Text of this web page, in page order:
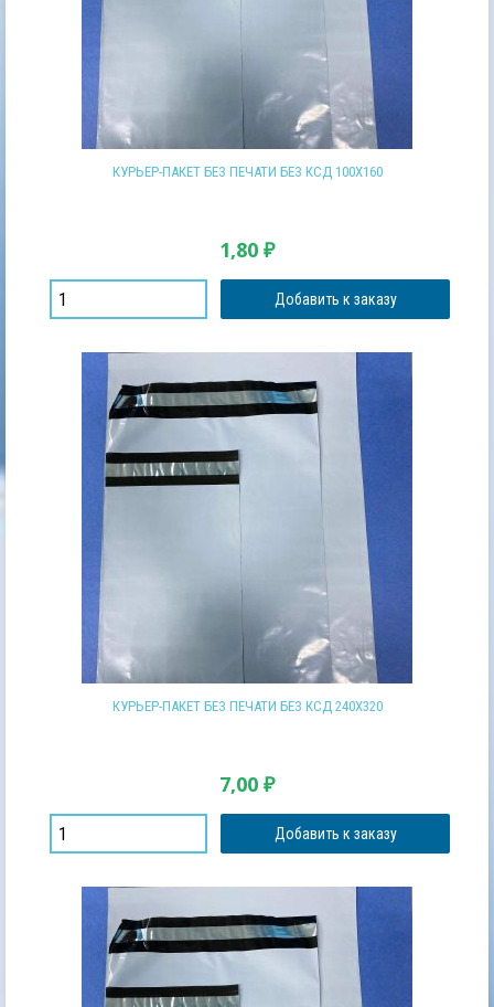
КУРЬЕР-ПАКЕТ БЕЗ ПЕЧАТИ БЕЗ КСД 100Х160
1,80 ₽
Добавить к заказу
КУРЬЕР-ПАКЕТ БЕЗ ПЕЧАТИ БЕЗ КСД 240Х320
7,00 ₽
Добавить к заказу